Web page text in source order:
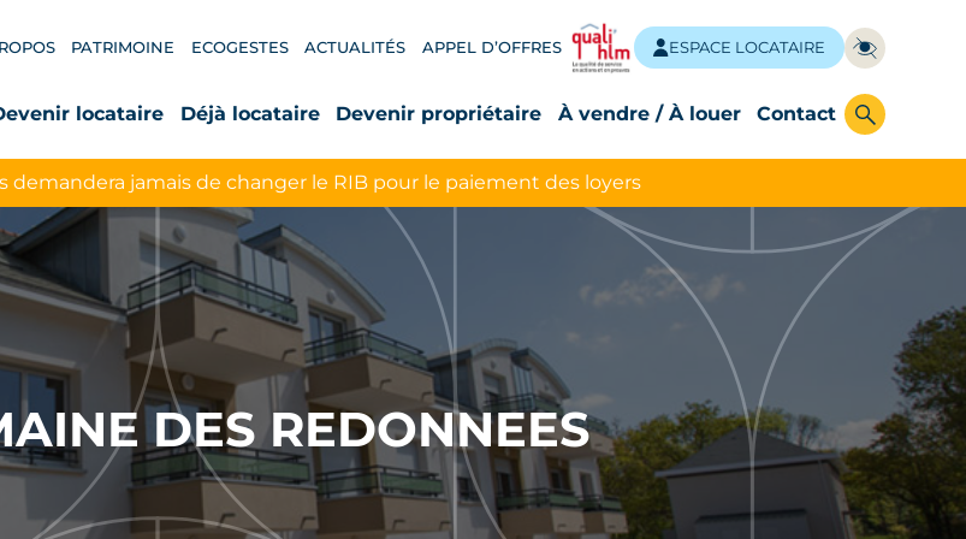
PATRIMOINE ECOGESTES ACTUALITÉS APPEL D’OFFRES ESPACE LOCATAIRE
locataire Déjà locataire Devenir propriétaire À vendre / À louer Contact
demandera jamais de changer le RIB pour le paiement des loyers
DES REDONNEES